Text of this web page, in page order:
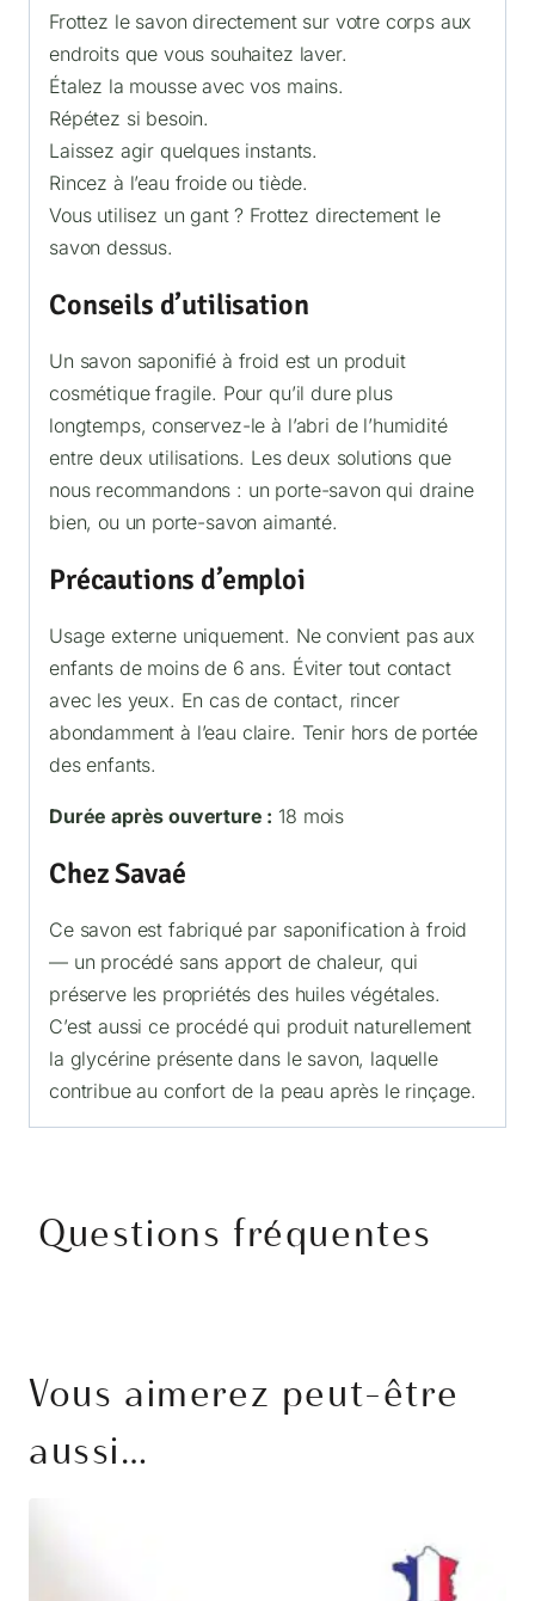
Frottez le savon directement sur votre corps aux
endroits que vous souhaitez laver.
Étalez la mousse avec vos mains.
Répétez si besoin.
Laissez agir quelques instants.
Rincez à l’eau froide ou tiède.
Vous utilisez un gant ? Frottez directement le
savon dessus.
Conseils d’utilisation
Un savon saponifié à froid est un produit
cosmétique fragile. Pour qu’il dure plus
longtemps, conservez-le à l’abri de l’humidité
entre deux utilisations. Les deux solutions que
nous recommandons : un porte-savon qui draine
bien, ou un porte-savon aimanté.
Précautions d’emploi
Usage externe uniquement. Ne convient pas aux
enfants de moins de 6 ans. Éviter tout contact
avec les yeux. En cas de contact, rincer
abondamment à l’eau claire. Tenir hors de portée
des enfants.
Durée après ouverture : 18 mois
Chez Savaé
Ce savon est fabriqué par saponification à froid
— un procédé sans apport de chaleur, qui
préserve les propriétés des huiles végétales.
C’est aussi ce procédé qui produit naturellement
la glycérine présente dans le savon, laquelle
contribue au confort de la peau après le rinçage.
Questions fréquentes
Vous aimerez peut-être
aussi…